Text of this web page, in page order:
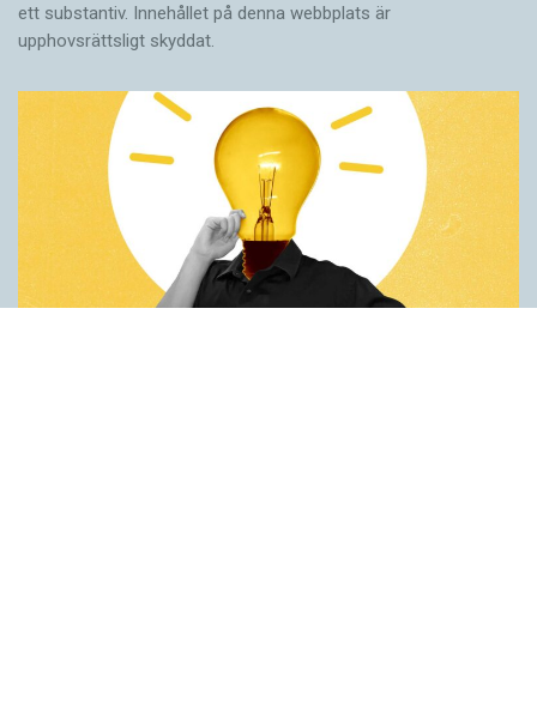
ett substantiv. Innehållet på denna webbplats är
upphovsrättsligt skyddat.